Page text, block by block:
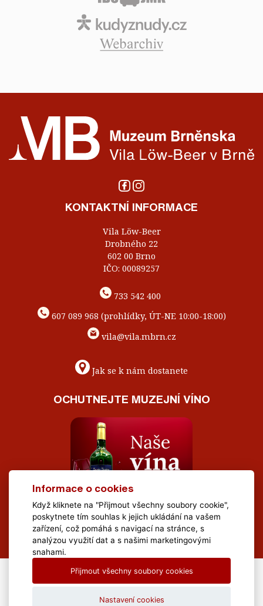
KONTAKTNÍ INFORMACE
Vila Löw-Beer
Drobného 22
602 00 Brno
IČO: 00089257
733 542 400
607 089 968 (prohlídky, ÚT-NE 10:00-18:00)
vila@vila.mbrn.cz
Jak se k nám dostanete
OCHUTNEJTE MUZEJNÍ VÍNO
All Rights Reserved Muzeum Brněnska © 2020, Webdesign by
Informace o cookies
Když kliknete na "Přijmout všechny soubory cookie",
poskytnete tím souhlas k jejich ukládání na vašem
zařízení, což pomáhá s navigací na stránce, s
analýzou využití dat a s našimi marketingovými
snahami.
Přijmout všechny soubory cookies
Nastavení cookies